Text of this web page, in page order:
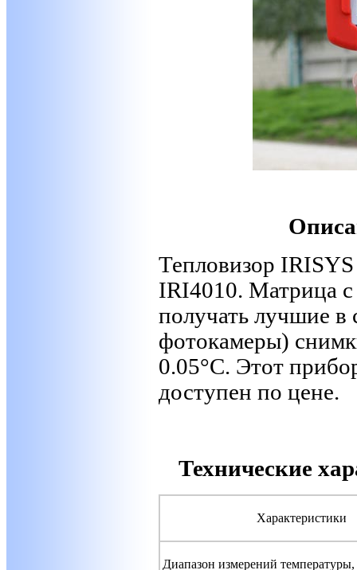
Тепловизор
IRI4010. Матрица с
получать лучшие в
фотокамеры)
0.05°С. Этот
доступен по цене.
Технические
Характеристики
Диапазон измерений